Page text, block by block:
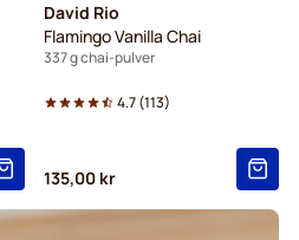
David Rio
Flamingo Vanilla Chai
337 g chai-pulver
4.7(113)
135,00 kr